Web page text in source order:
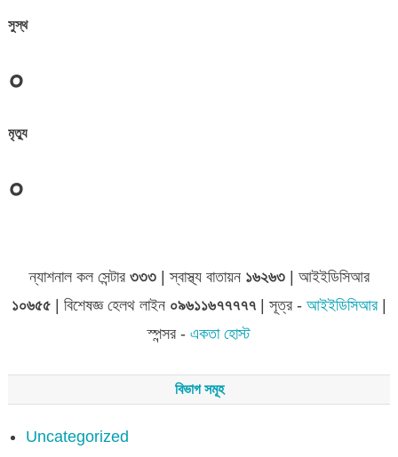
সুস্থ
০
মৃত্যু
০
ন্যাশনাল কল সেন্টার ৩৩৩| স্বাস্থ্য বাতায়ন ১৬২৬৩| আইইডিসিআর
১০৬৫৫ | বিশেষজ্ঞ হেলথ লাইন ০৯৬১১৬৭৭৭৭৭| সূত্র - আইইডিসিআর|
স্পন্সর - একতা হোস্ট
বিভাগ সমূহ
Uncategorized